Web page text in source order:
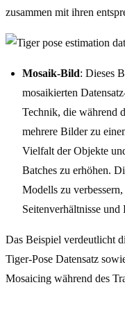
zusammen mit ihren
Mosaik-Bild: Dieses
mosaikierten
Technik, die während
mehrere Bilder zu
Vielfalt der Objekte
Batches zu erhöhen.
Modells zu
Seitenverhältnisse
Das Beispiel verdeutlicht
Tiger-Pose Datensatz
Mosaicing während des